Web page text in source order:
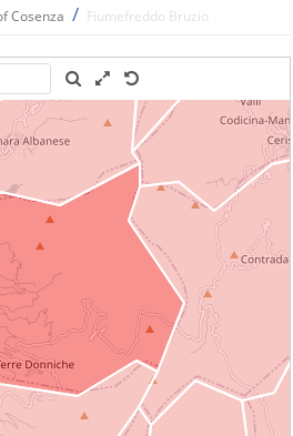
Cosenza / Fiumefreddo Bruzio